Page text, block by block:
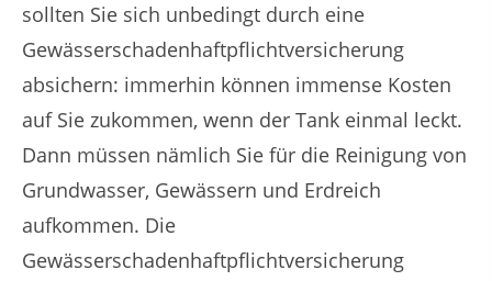
sollten Sie sich unbedingt durch eine
Gewässerschadenhaftpflichtversicherung
absichern: immerhin können immense Kosten
auf Sie zukommen, wenn der Tank einmal leckt.
Dann müssen nämlich Sie für die Reinigung von
Grundwasser, Gewässern und Erdreich
aufkommen. Die
Gewässerschadenhaftpflichtversicherung